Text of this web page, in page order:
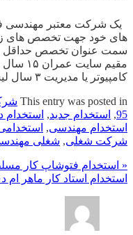
یک شرکت معتبر مهندسی
های خود جهت تخصص های
کامپیوتر یا مدیریت ۳ سال لیسانس ۳ نقشه بردار نقشه […]
This entry was posted in
95
, استخدام جدید, استخدام
استخدام مهندسی,
شرکت شغلی, شغلی
« استخدام فتوشاپ کار
استخدام استاد کار ماهر